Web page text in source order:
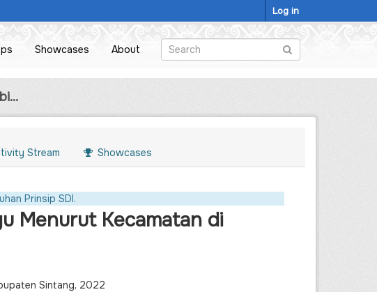
Log in
Showcases About
Stream Showcases
Prinsip SDI.
Menurut Kecamatan di
Sintang, 2022